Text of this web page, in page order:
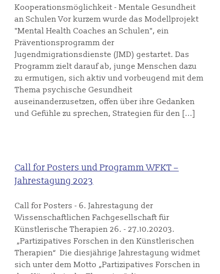
Kooperationsmöglichkeit - Mentale Gesundheit
an Schulen Vor kurzem wurde das Modellprojekt
"Mental Health Coaches an Schulen", ein
Präventionsprogramm der
Jugendmigrationsdienste (JMD) gestartet. Das
Programm zielt darauf ab, junge Menschen dazu
zu ermutigen, sich aktiv und vorbeugend mit dem
Thema psychische Gesundheit
auseinanderzusetzen, offen über ihre Gedanken
und Gefühle zu sprechen, Strategien für den [...]
Call for Posters und Programm WFKT –
Jahrestagung 2023
Call for Posters - 6. Jahrestagung der
Wissenschaftlichen Fachgesellschaft für
Künstlerische Therapien 26. - 27.10.20203.
„Partizipatives Forschen in den Künstlerischen
Therapien“ Die diesjährige Jahrestagung widmet
sich unter dem Motto „Partizipatives Forschen in